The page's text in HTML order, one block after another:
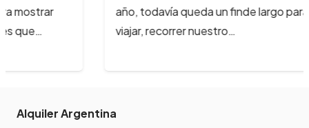
año, todavía queda un finde largo para poder
viajar, recorrer nuestro…
Alquiler Argentina